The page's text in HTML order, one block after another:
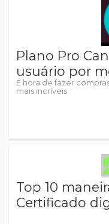
Plano Pro
usuário por
É hora de fazer
mais incríveis.
Top 10
Certificado